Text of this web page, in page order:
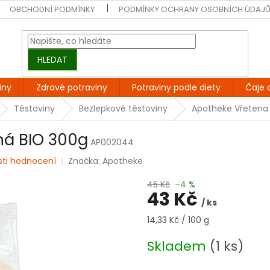
OBCHODNÍ PODMÍNKY PODMÍNKY OCHRANY OSOBNÍCH ÚDAJŮ
HLEDAT
Zdravé potraviny Potraviny podle diety Čaje
Těstoviny Bezlepkové těstoviny Apotheke Vřetena
BIO 300g AP002044
hodnocení Značka: Apotheke
45 Kč –4 %
43 Kč / ks
Měrná
14,33 Kč / 100 g
Skladem (1 ks)